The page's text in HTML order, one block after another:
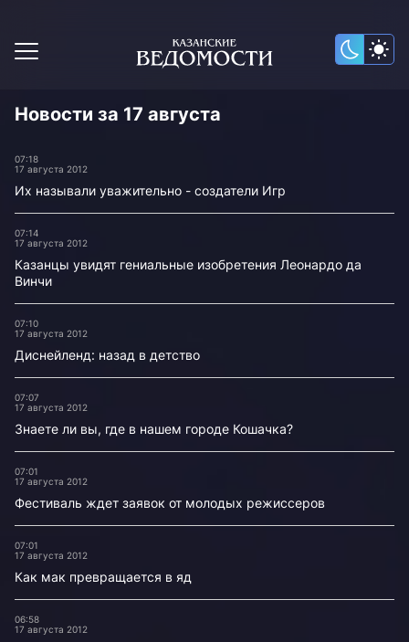
Новости за 17 августа
07:18
17 августа 2012
Их называли уважительно - создатели Игр
07:14
17 августа 2012
Казанцы увидят гениальные изобретения Леонардо да
Винчи
07:10
17 августа 2012
Диснейленд: назад в детство
07:07
17 августа 2012
Знаете ли вы, где в нашем городе Кошачка?
07:01
17 августа 2012
Фестиваль ждет заявок от молодых режиссеров
07:01
17 августа 2012
Как мак превращается в яд
06:58
17 августа 2012